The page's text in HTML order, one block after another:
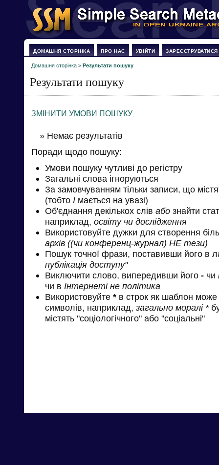
ДОМАШНЯ СТОРІНКА ПРО НАС УВІЙТИ ЗАРЕЄСТРУВАТИСЯ
Домашня сторінка > Результати пошуку
Результати пошуку
ЗМІНИТИ УМОВИ ПОШУКУ
» Немає результатів
Поради щодо пошуку:
Умови пошуку чутливі до регістру
Загальні слова ігноруються
За замовчуванням тільки записи, що
(тобто І мається на увазі)
Об'єднання декількох слів або знайти
наприклад, освіту чи дослідження
Використовуйте дужки для створення
архів ((чи конференц-журнал) НЕ тези)
Пошук точної фрази, поставивши його в
публікація доступу"
Виключити слово, випередивши його - чи
чи в Інтернеті не політика
Використовуйте * в строк як шаблон може
символів, наприклад, загально моралі *
містять "соціологічного" або "соціальні"